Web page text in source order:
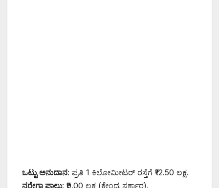
ಒಟ್ಟು ಅನುದಾನ: ಪ್ರತಿ 1 ಕಿಲೋಮೀಟರ್ ರಸ್ತೆಗೆ ₹12.50 ಲಕ್ಷ.
ನರೇಗಾ ಪಾಲು: ₹9.00 ಲಕ್ಷ (ಕೇಂದ್ರ ಸರ್ಕಾರ).